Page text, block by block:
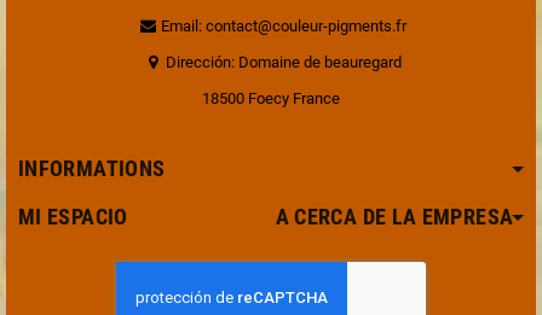
Email: contact@couleur-pigments.fr
Dirección: Domaine de beauregard
18500 Foecy France
INFORMATIONS
MI ESPACIO A CERCA DE LA EMPRESA